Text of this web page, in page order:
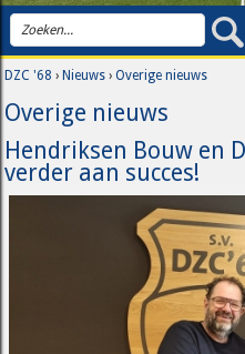
DZC '68 ›Nieuws ›Overige nieuws
Overige nieuws
Hendriksen Bouw en
verder aan succes!